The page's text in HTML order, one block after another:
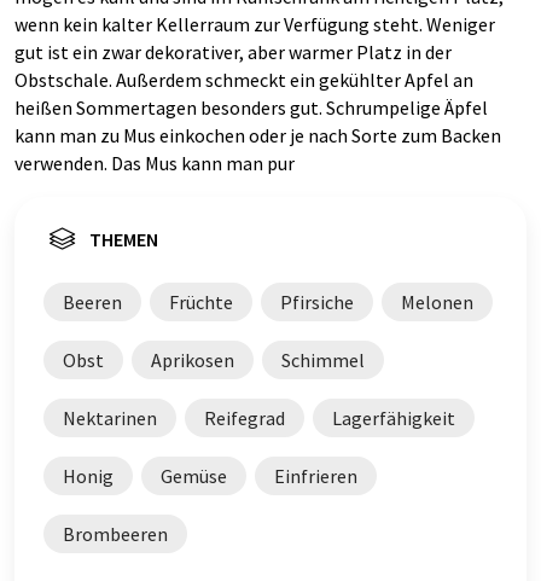
wenn kein kalter Kellerraum zur Verfügung steht. Weniger
gut ist ein zwar dekorativer, aber warmer Platz in der
Obstschale. Außerdem schmeckt ein gekühlter Apfel an
heißen Sommertagen besonders gut. Schrumpelige Äpfel
kann man zu Mus einkochen oder je nach Sorte zum Backen
verwenden. Das Mus kann man pur
THEMEN
Beeren Früchte Pfirsiche Melonen
Obst Aprikosen Schimmel
Nektarinen Reifegrad Lagerfähigkeit
Honig Gemüse Einfrieren
Brombeeren